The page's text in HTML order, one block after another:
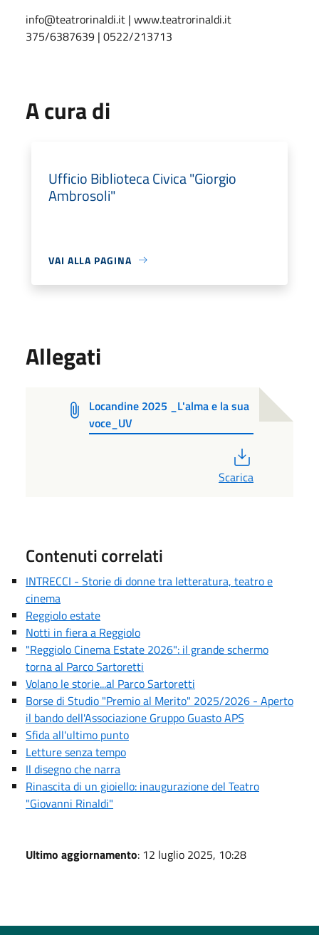
info@teatrorinaldi.it | www.teatrorinaldi.it
375/6387639 | 0522/213713
A cura di
Ufficio Biblioteca Civica "Giorgio
Ambrosoli"
VAI ALLA PAGINA
Allegati
Locandine 2025 _L'alma e la sua
voce_UV
Scarica
Contenuti correlati
INTRECCI - Storie di donne tra letteratura, teatro e
cinema
Reggiolo estate
Notti in fiera a Reggiolo
"Reggiolo Cinema Estate 2026": il grande schermo
torna al Parco Sartoretti
Volano le storie...al Parco Sartoretti
Borse di Studio "Premio al Merito" 2025/2026 - Aperto
il bando dell'Associazione Gruppo Guasto APS
Sfida all'ultimo punto
Letture senza tempo
Il disegno che narra
Rinascita di un gioiello: inaugurazione del Teatro
"Giovanni Rinaldi"
Ultimo aggiornamento: 12 luglio 2025, 10:28